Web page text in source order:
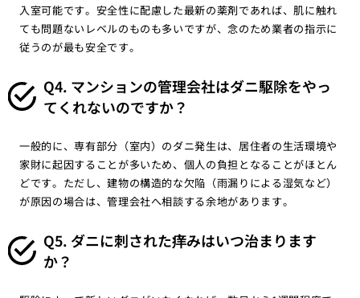
入室可能です。安全性に配慮した最新の薬剤であれば、肌に触れ
ても問題ないレベルのものも多いですが、念のため業者の指示に
従うのが最も安全です。
Q4. マンションの管理会社はダニ駆除をやっ
てくれないのですか？
一般的に、専有部分（室内）のダニ発生は、居住者の生活環境や
家財に起因することが多いため、個人の負担となることがほとん
どです。ただし、建物の構造的な欠陥（雨漏りによる湿気など）
が原因の場合は、管理会社へ相談する余地があります。
Q5. ダニに刺された痒みはいつ治まります
か？